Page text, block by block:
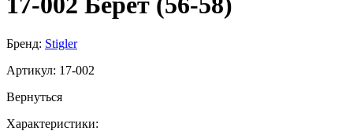
Бренд: Stigler
Артикул: 17-002
Вернуться
Характеристики: